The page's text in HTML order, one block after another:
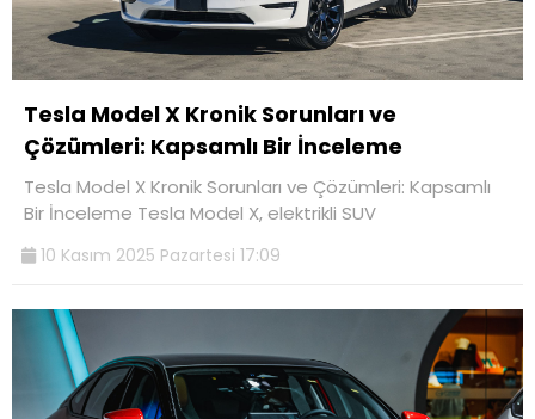
Tesla Model X Kronik Sorunları ve
Çözümleri: Kapsamlı Bir İnceleme
Tesla Model X Kronik Sorunları ve Çözümleri: Kapsamlı
Bir İnceleme Tesla Model X, elektrikli SUV
10 Kasım 2025 Pazartesi 17:09